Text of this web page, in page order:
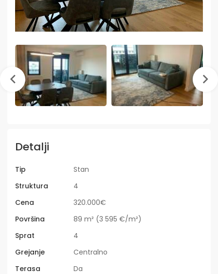
Detalji
Tip
Stan
Struktura
4
Cena
320.000€
Površina
89 m² (3 595 €/m²)
Sprat
4
Grejanje
Centralno
Terasa
Da